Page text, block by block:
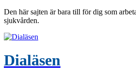
Den här sajten är bara till för dig som
sjukvården.
Dialäsen